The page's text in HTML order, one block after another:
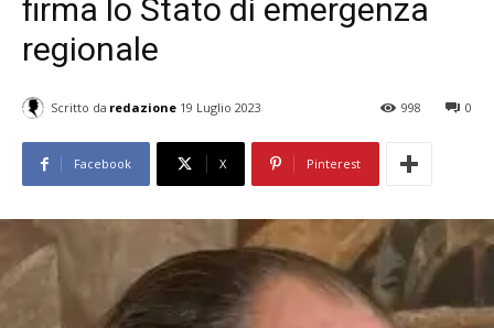
firma lo Stato di emergenza
regionale
Scritto da redazione 19 Luglio 2023 0
998
Facebook X Pinterest